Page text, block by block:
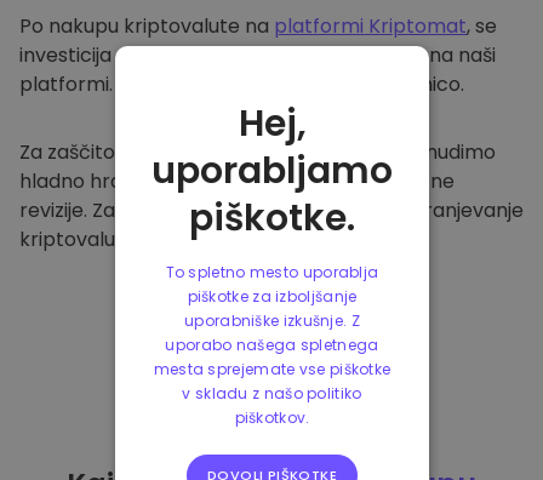
Po nakupu kriptovalute na platformi Kriptomat, se
investicija prenese v vašo varno denarnico na naši
platformi. Vsak uporabnik ima svojo denarnico.
Za zaščito naših strank in njihovih sredstev nudimo
hladno hrambo ter redno izvajamo varnostne
revizije. Zato je naša platforma varna za shranjevanje
kriptovalute in ostalih kripto naložb.
Hej,
uporabljamo
piškotke.
To spletno mesto uporablja
piškotke za izboljšanje
uporabniške izkušnje. Z
uporabo našega spletnega
mesta sprejemate vse piškotke
v skladu z našo politiko
piškotkov.
DOVOLI PIŠKOTKE